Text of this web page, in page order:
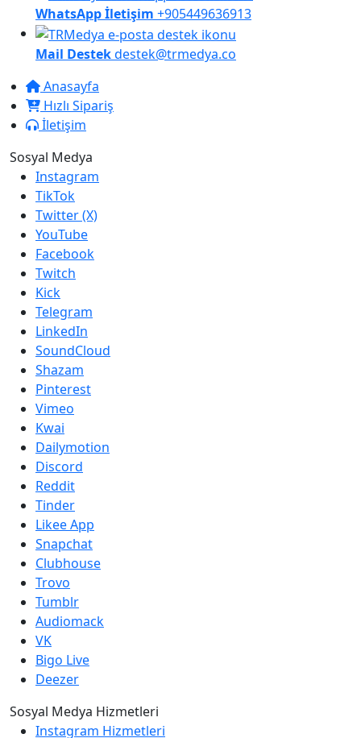
WhatsApp İletişim +905449636913
Mail Destekdestek@trmedya.co
Anasayfa
Hızlı Sipariş
İletişim
Sosyal Medya
Instagram
TikTok
Twitter (X)
YouTube
Facebook
Twitch
Kick
Telegram
LinkedIn
SoundCloud
Shazam
Pinterest
Vimeo
Kwai
Dailymotion
Discord
Reddit
Tinder
Likee App
Snapchat
Clubhouse
Trovo
Tumblr
Audiomack
VK
Bigo Live
Deezer
Sosyal Medya Hizmetleri
Instagram Hizmetleri